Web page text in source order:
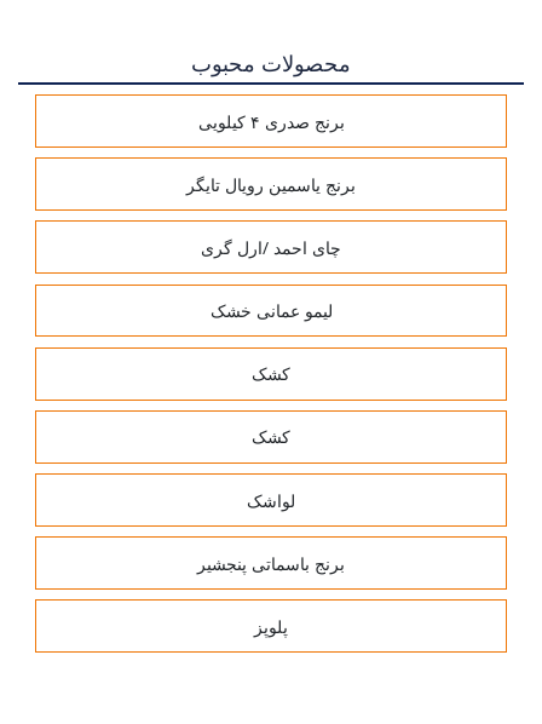
محصولات محبوب
برنج صدری ۴ کیلویی
برنج یاسمین رویال تایگر
چای احمد /ارل گری
لیمو عمانی خشک
کشک
کشک
لواشک
برنج باسماتی پنجشیر
پلوپز